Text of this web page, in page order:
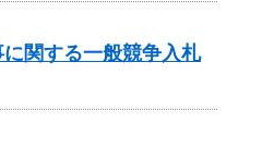
関する一般競争入札